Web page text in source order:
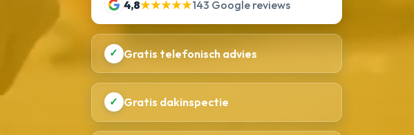
4,8★★★★★143 Google reviews
✓ Gratis telefonisch advies
✓ Gratis dakinspectie